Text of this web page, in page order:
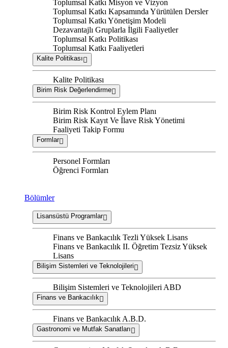
Toplumsal Katkı Misyon ve Vizyon
Toplumsal Katkı Kapsamında Yürütülen Dersler
Toplumsal Katkı Yönetişim Modeli
Dezavantajlı Gruplarla İlgili Faaliyetler
Toplumsal Katkı Politikası
Toplumsal Katkı Faaliyetleri
Kalite Politikası
Kalite Politikası
Birim Risk Değerlendirme
Birim Risk Kontrol Eylem Planı
Birim Risk Kayıt Ve İlave Risk Yönetimi
Faaliyeti Takip Formu
Formlar
Personel Formları
Öğrenci Formları
Bölümler
Lisansüstü Programlar
Finans ve Bankacılık Tezli Yüksek Lisans
Finans ve Bankacılık II. Öğretim Tezsiz Yüksek
Lisans
Bilişim Sistemleri ve Teknolojileri
Bilişim Sistemleri ve Teknolojileri ABD
Finans ve Bankacılık
Finans ve Bankacılık A.B.D.
Gastronomi ve Mutfak Sanatları